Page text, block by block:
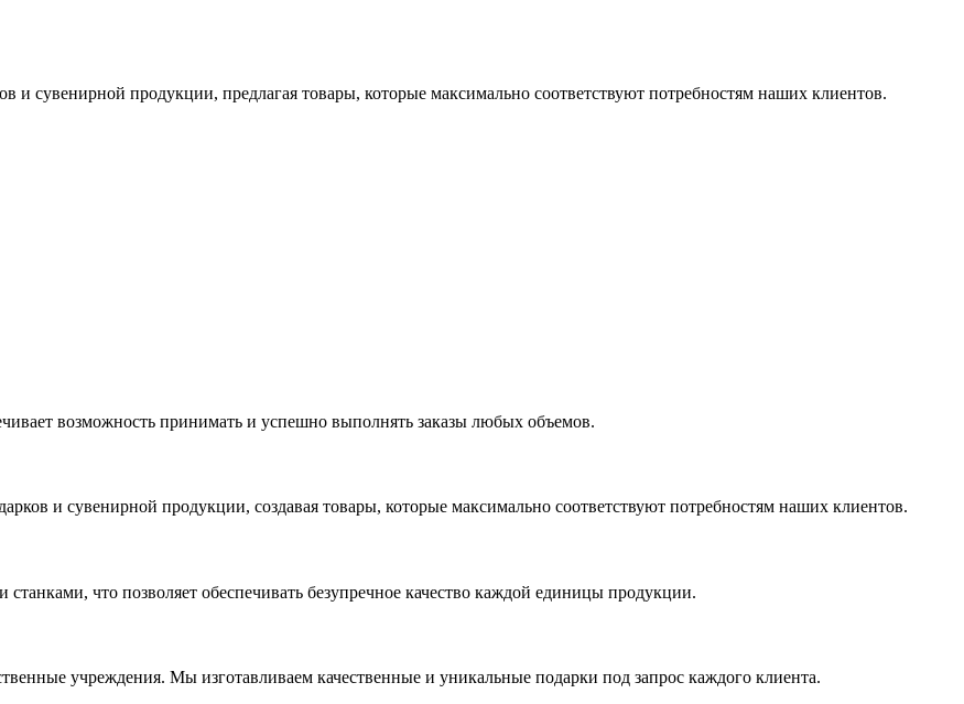
и сувенирной продукции, предлагая товары, которые максимально соответствуют потребностям наших клиентов.
возможность принимать и успешно выполнять заказы любых объемов.
и сувенирной продукции, создавая товары, которые максимально соответствуют потребностям наших клиентов.
что позволяет обеспечивать безупречное качество каждой единицы продукции.
учреждения. Мы изготавливаем качественные и уникальные подарки под запрос каждого клиента.